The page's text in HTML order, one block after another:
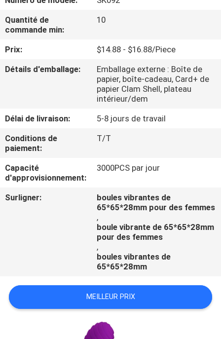
DE
NOUS
VISITE
D'USINE
DE
QUALITÉ
CONTACTEZ-
NOUS
Quantité de
commande min:
10
Prix:
$14.88 - $16.88/Piece
Détails d'emballage:
Emballage externe : Boîte de
papier, boîte-cadeau, Card+ de
papier Clam Shell, plateau
intérieur/dem
Délai de livraison:
5-8 jours de travail
Conditions de
paiement:
T/T
Capacité
d'approvisionnement:
3000PCS par jour
Surligner:
boules vibrantes de
65*65*28mm pour des femmes
,
boule vibrante de 65*65*28mm
pour des femmes
,
boules vibrantes de
65*65*28mm
MEILLEUR PRIX